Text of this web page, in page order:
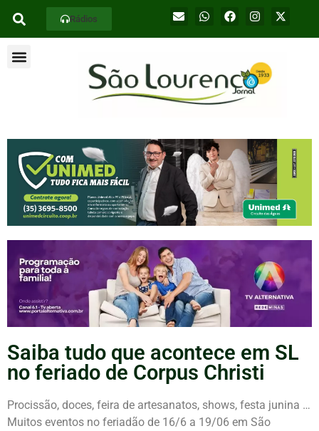
Rádios
Saiba tudo que acontece em SL
no feriado de Corpus Christi
Procissão, doces, feira de artesanatos, shows, festa junina …
Muitos eventos no feriadão de 16/6 a 19/06 em São